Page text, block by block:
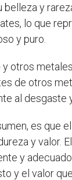
y
lo que
y puro.
otros
de otros
al
es que
y
y
y el valor